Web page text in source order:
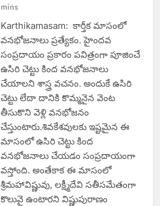
mins
Karthikamasam: కార్తీక మాసంలో
వనభోజనాలు ప్రత్యేకం. హైందవ
సంప్రదాయం ప్రకారం పవిత్రంగా పూజించే
ఉసిరి చెట్టు కింద వనభోజనాలు
చేయాలని శాస్త్ర వచనం. అందుకే ఉసిరి
చెట్టు లేదా దానికి కొమ్మనైన వెంట
తీసుకొని వెళ్లి వనభోజనం
చేస్తుంటారు.శివకేశవులకు ఇష్టమైన ఈ
మాసంలో ఉసిరి చెట్టు కింద
వనభోజనాలు చేయడం సంప్రదాయంగా
వస్తోంది. అంతేకాక ఈ మాసంలో
శ్రీమహావిష్ణువు, లక్ష్మీదేవి సతీసమేతంగా
కొలువై ఉంటారని విష్ణుపురాణం